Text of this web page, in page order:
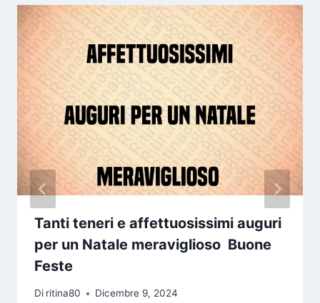
Tanti teneri e affettuosissimi auguri
per un Natale meraviglioso Buone
Feste
Di ritina80 Dicembre 9, 2024